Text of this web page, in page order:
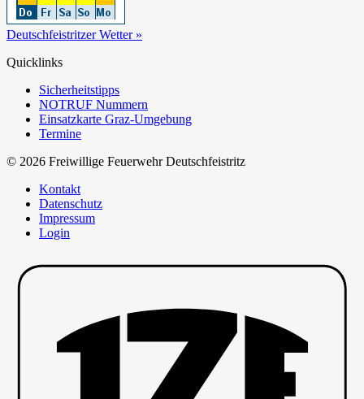
Deutschfeistritzer Wetter »
Quicklinks
Sicherheitstipps
NOTRUF Nummern
Einsatzkarte Graz-Umgebung
Termine
© 2026 Freiwillige Feuerwehr Deutschfeistritz
Kontakt
Datenschutz
Impressum
Login